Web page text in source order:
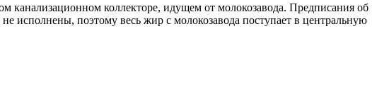
канализационном коллекторе, идущем от молокозавода. Предписания об
исполнены, поэтому весь жир с молокозавода поступает в центральную